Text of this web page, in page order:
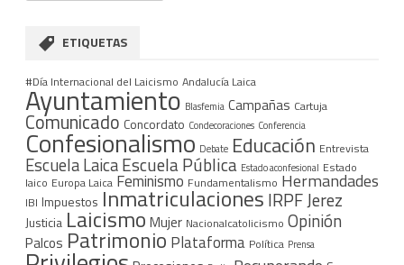
ETIQUETAS
#Día Internacional del Laicismo Andalucía Laica
Ayuntamiento Blasfemia Campañas Cartuja
Comunicado Concordato Condecoraciones Conferencia
Confesionalismo Debate Educación Entrevista
Escuela LaicaEscuela Pública Estado aconfesional Estado
laico Europa Laica Feminismo Fundamentalismo Hermandades
IBI Impuestos Inmatriculaciones IRPFJerez
Justicia Laicismo Mujer Nacionalcatolicismo Opinión
Palcos Patrimonio Plataforma Política Prensa